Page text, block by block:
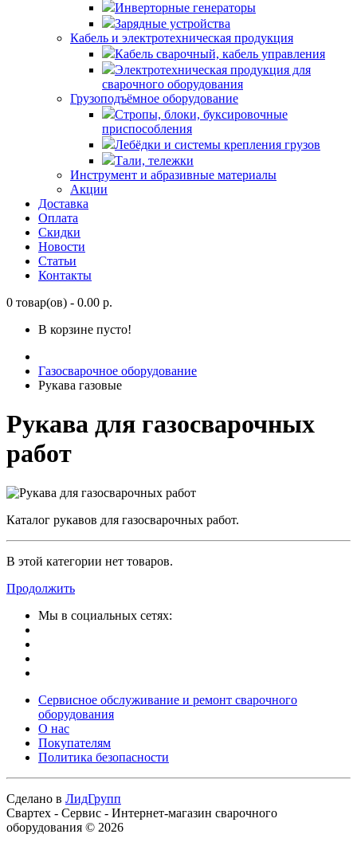
Инверторные генераторы
Зарядные устройства
Кабель и электротехническая продукция
Кабель сварочный, кабель управления
Электротехническая продукция для
сварочного оборудования
Грузоподъёмное оборудование
Стропы, блоки, буксировочные
приспособления
Лебёдки и системы крепления грузов
Тали, тележки
Инструмент и абразивные материалы
Акции
Доставка
Оплата
Скидки
Новости
Статьи
Контакты
0 товар(ов) - 0.00 р.
В корзине пусто!
Газосварочное оборудование
Рукава газовые
Рукава для газосварочных
работ
Каталог рукавов для газосварочных работ.
В этой категории нет товаров.
Продолжить
Мы в социальных сетях:
Сервисное обслуживание и ремонт сварочного
оборудования
О нас
Покупателям
Политика безопасности
Сделано в ЛидГрупп
Свартех - Сервис - Интернет-магазин сварочного
оборудования © 2026